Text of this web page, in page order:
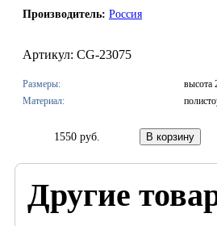
Производитель: Россия
Артикул: CG-23075
Размеры:
высота
Материал:
1550 руб.
Другие